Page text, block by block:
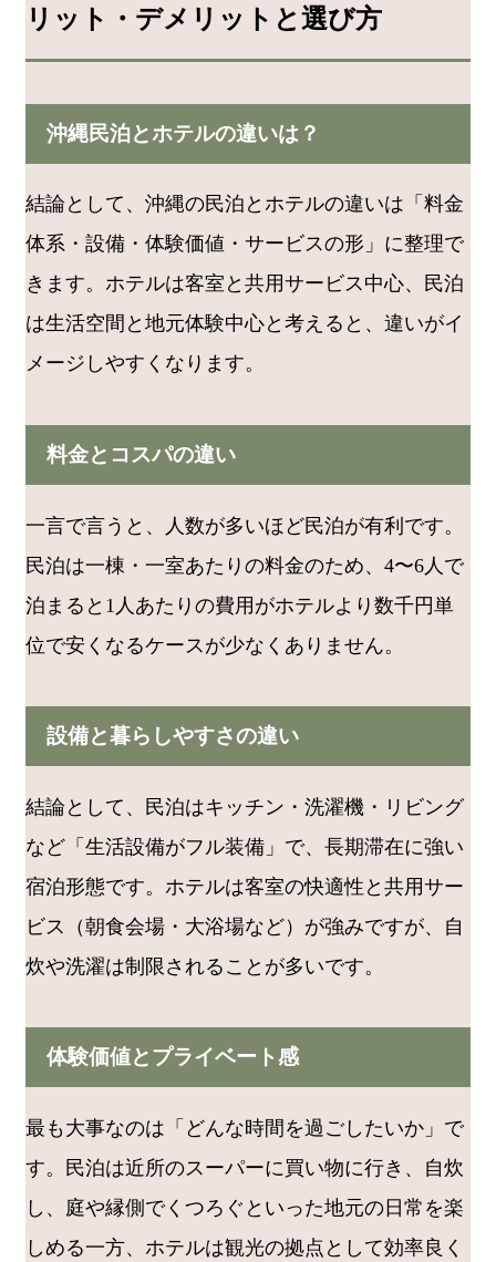
リット・デメリットと選び方
沖縄民泊とホテルの違いは？
結論として、沖縄の民泊とホテルの違いは「料金
体系・設備・体験価値・サービスの形」に整理で
きます。ホテルは客室と共用サービス中心、民泊
は生活空間と地元体験中心と考えると、違いがイ
メージしやすくなります。
料金とコスパの違い
一言で言うと、人数が多いほど民泊が有利です。
民泊は一棟・一室あたりの料金のため、4〜6人で
泊まると1人あたりの費用がホテルより数千円単
位で安くなるケースが少なくありません。
設備と暮らしやすさの違い
結論として、民泊はキッチン・洗濯機・リビング
など「生活設備がフル装備」で、長期滞在に強い
宿泊形態です。ホテルは客室の快適性と共用サー
ビス（朝食会場・大浴場など）が強みですが、自
炊や洗濯は制限されることが多いです。
体験価値とプライベート感
最も大事なのは「どんな時間を過ごしたいか」で
す。民泊は近所のスーパーに買い物に行き、自炊
し、庭や縁側でくつろぐといった地元の日常を楽
しめる一方、ホテルは観光の拠点として効率良く